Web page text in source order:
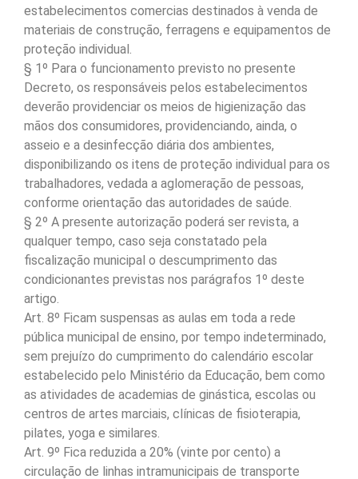
estabelecimentos comercias destinados à venda de
materiais de construção, ferragens e equipamentos de
proteção individual.
§ 1º Para o funcionamento previsto no presente
Decreto, os responsáveis pelos estabelecimentos
deverão providenciar os meios de higienização das
mãos dos consumidores, providenciando, ainda, o
asseio e a desinfecção diária dos ambientes,
disponibilizando os itens de proteção individual para os
trabalhadores, vedada a aglomeração de pessoas,
conforme orientação das autoridades de saúde.
§ 2º A presente autorização poderá ser revista, a
qualquer tempo, caso seja constatado pela
fiscalização municipal o descumprimento das
condicionantes previstas nos parágrafos 1º deste
artigo.
Art. 8º Ficam suspensas as aulas em toda a rede
pública municipal de ensino, por tempo indeterminado,
sem prejuízo do cumprimento do calendário escolar
estabelecido pelo Ministério da Educação, bem como
as atividades de academias de ginástica, escolas ou
centros de artes marciais, clínicas de fisioterapia,
pilates, yoga e similares.
Art. 9º Fica reduzida a 20% (vinte por cento) a
circulação de linhas intramunicipais de transporte